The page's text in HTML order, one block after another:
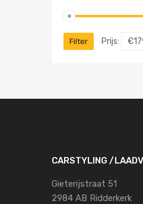
Filter Prijs:
CARSTYLING /
Gieterijstraat 51
2984 AB Ridderkerk